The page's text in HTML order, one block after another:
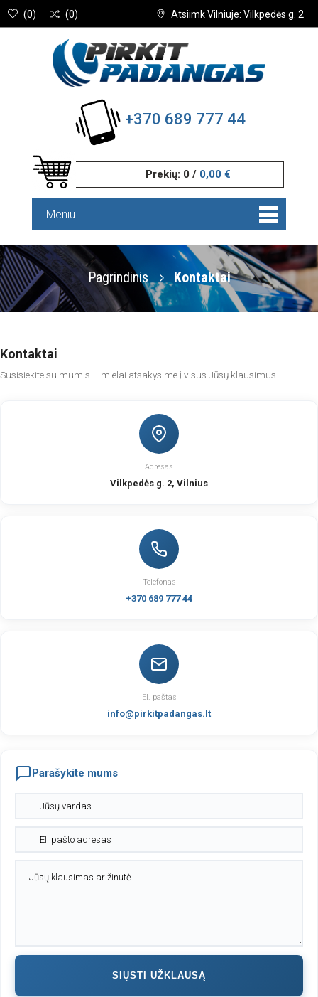
Atsiimk Vilniuje: Vilkpedės g. 2
(0) (0)
+370 689 777 44
Prekių: 0 / 0,00 €
Meniu
Pagrindinis Kontaktai
Kontaktai
Susisiekite su mumis – mielai atsakysime į visus Jūsų klausimus
Adresas
Vilkpedės g. 2, Vilnius
Telefonas
+370 689 777 44
El. paštas
info@pirkitpadangas.lt
Parašykite mums
SIŲSTI UŽKLAUSĄ